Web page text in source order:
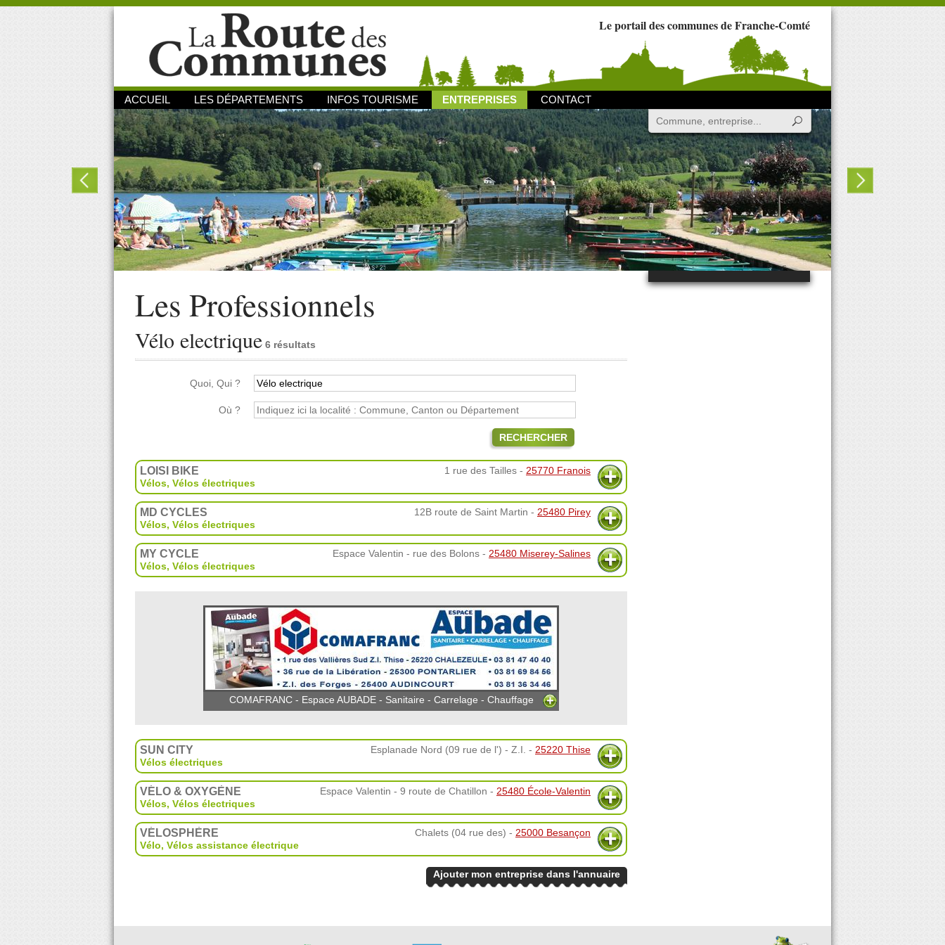
Le portail des communes de Franche-Comté
ACCUEIL LES DÉPARTEMENTS INFOS TOURISME ENTREPRISES CONTACT
Les Professionnels
Vélo electrique 6 résultats
Quoi, Qui ?
Où ?
RECHERCHER
LOISI BIKE 1 rue des Tailles - 25770 Franois
Vélos, Vélos électriques
MD CYCLES 12B route de Saint Martin - 25480 Pirey
Vélos, Vélos électriques
MY CYCLE Espace Valentin - rue des Bolons - 25480 Miserey-Salines
Vélos, Vélos électriques
COMAFRANC - Espace AUBADE - Sanitaire - Carrelage - Chauffage
SUN CITY Esplanade Nord (09 rue de l') - Z.I. - 25220 Thise
Vélos électriques
VÉLO & OXYGÈNE Espace Valentin - 9 route de Chatillon - 25480 École-Valentin
Vélos, Vélos électriques
VÉLOSPHÈRE Chalets (04 rue des) - 25000 Besançon
Vélo, Vélos assistance électrique
Ajouter mon entreprise dans l'annuaire